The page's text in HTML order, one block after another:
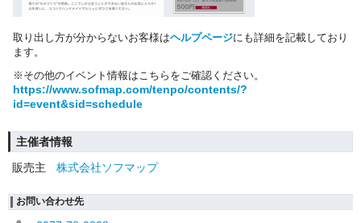
取り出し方が分からないお客様はヘルプページにも詳細を記載しており
ます。
※その他のイベント情報はこちらをご確認ください。
https://www.sofmap.com/tenpo/contents/?
id=event&sid=schedule
主催者情報
販売主
株式会社ソフマップ
お問い合わせ先